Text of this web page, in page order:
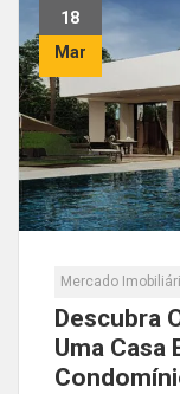
18
Mar
Mercado
Descubra
Uma Casa